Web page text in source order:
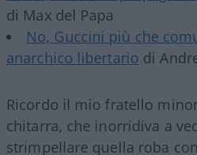
di Max del Papa
No, Guccini più che
anarchico libertario di
Ricordo il mio fratello
chitarra, che inorridiva a
strimpellare quella roba